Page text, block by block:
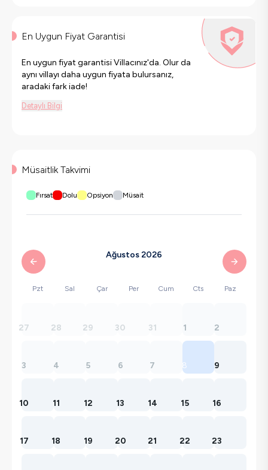
En Uygun Fiyat Garantisi
En uygun fiyat garantisi Villacınız'da. Olur da
aynı villayı daha uygun fiyata bulursanız,
aradaki fark iade!
Detaylı Bilgi
Müsaitlik Takvimi
Fırsat Dolu Opsiyon Müsait
Ağustos 2026
Pzt Sal Çar Per Cum Cts Paz
27 28 29 30 31 1 2
3 4 5 6 7 8 9
10 11 12 13 14 15 16
17 18 19 20 21 22 23